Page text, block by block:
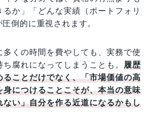
るか」「どんな実績（ポートフォリ
倒的に重視されます。
多くの時間を費やしても、実務で使
ち腐れになってしまうことも。履歴
ることだけでなく、「市場価値の高
身につけることこそが、本当の意味
ない」自分を作る近道になるかもし